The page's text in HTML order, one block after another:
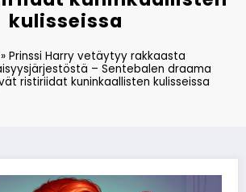
kulisseissa
Prinssi Harry vetäytyy rakkaasta
– Sentebalen draama
ristiriidat kuninkaallisten kulisseissa